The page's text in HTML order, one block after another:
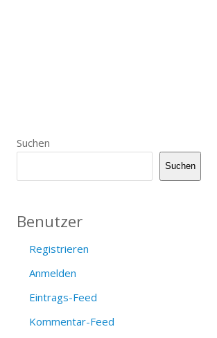
Suchen
Suchen
Benutzer
Registrieren
Anmelden
Eintrags-Feed
Kommentar-Feed